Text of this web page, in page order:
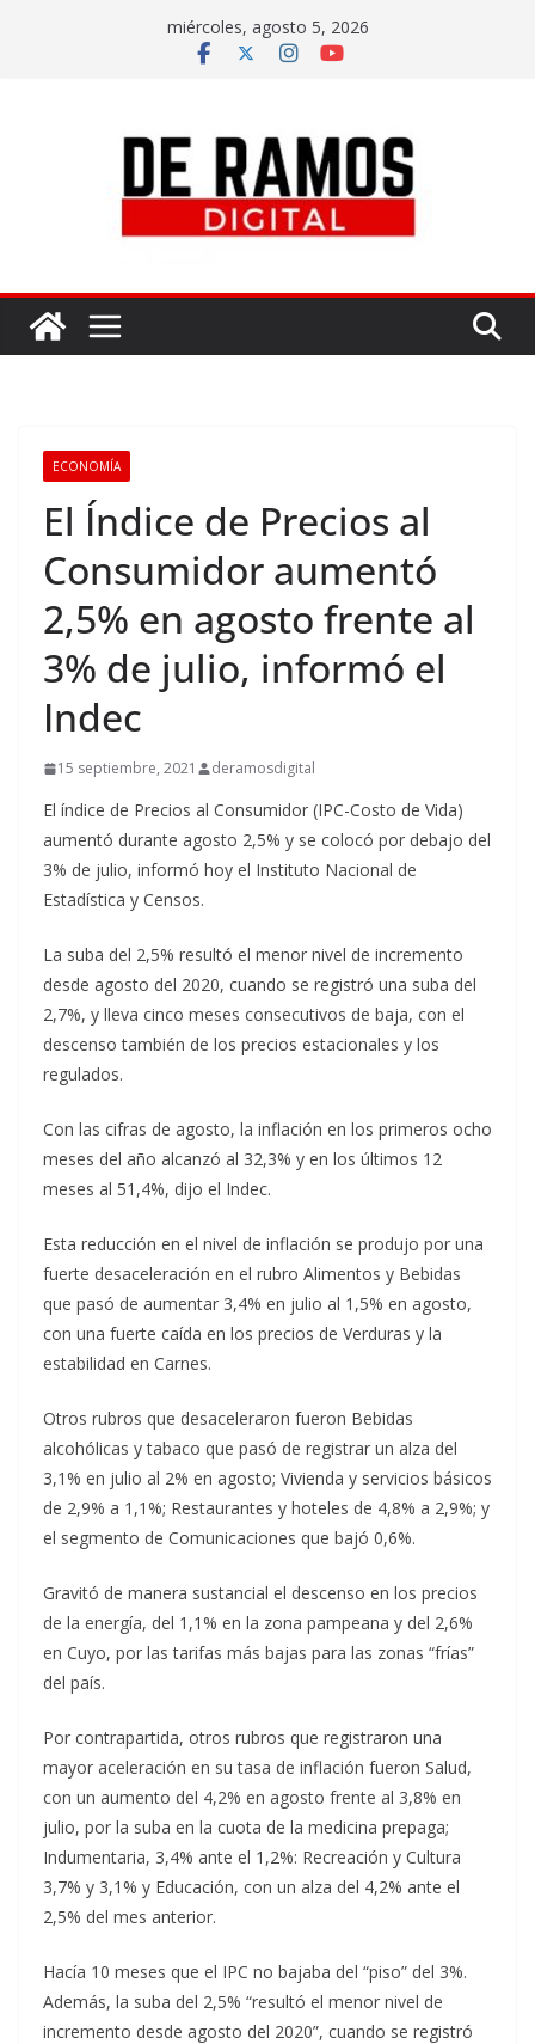
miércoles, agosto 5, 2026
ECONOMÍA
El Índice de Precios al
Consumidor aumentó
2,5% en agosto frente al
3% de julio, informó el
Indec
15 septiembre, 2021 deramosdigital
El índice de Precios al Consumidor (IPC-Costo de Vida)
aumentó durante agosto 2,5% y se colocó por debajo del
3% de julio, informó hoy el Instituto Nacional de
Estadística y Censos.
La suba del 2,5% resultó el menor nivel de incremento
desde agosto del 2020, cuando se registró una suba del
2,7%, y lleva cinco meses consecutivos de baja, con el
descenso también de los precios estacionales y los
regulados.
Con las cifras de agosto, la inflación en los primeros ocho
meses del año alcanzó al 32,3% y en los últimos 12
meses al 51,4%, dijo el Indec.
Esta reducción en el nivel de inflación se produjo por una
fuerte desaceleración en el rubro Alimentos y Bebidas
que pasó de aumentar 3,4% en julio al 1,5% en agosto,
con una fuerte caída en los precios de Verduras y la
estabilidad en Carnes.
Otros rubros que desaceleraron fueron Bebidas
alcohólicas y tabaco que pasó de registrar un alza del
3,1% en julio al 2% en agosto; Vivienda y servicios básicos
de 2,9% a 1,1%; Restaurantes y hoteles de 4,8% a 2,9%; y
el segmento de Comunicaciones que bajó 0,6%.
Gravitó de manera sustancial el descenso en los precios
de la energía, del 1,1% en la zona pampeana y del 2,6%
en Cuyo, por las tarifas más bajas para las zonas “frías”
del país.
Por contrapartida, otros rubros que registraron una
mayor aceleración en su tasa de inflación fueron Salud,
con un aumento del 4,2% en agosto frente al 3,8% en
julio, por la suba en la cuota de la medicina prepaga;
Indumentaria, 3,4% ante el 1,2%: Recreación y Cultura
3,7% y 3,1% y Educación, con un alza del 4,2% ante el
2,5% del mes anterior.
Hacía 10 meses que el IPC no bajaba del “piso” del 3%.
Además, la suba del 2,5% “resultó el menor nivel de
incremento desde agosto del 2020”, cuando se registró